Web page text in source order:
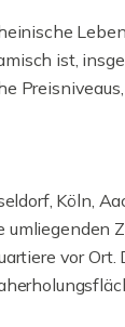
ist,
Köln,
vor